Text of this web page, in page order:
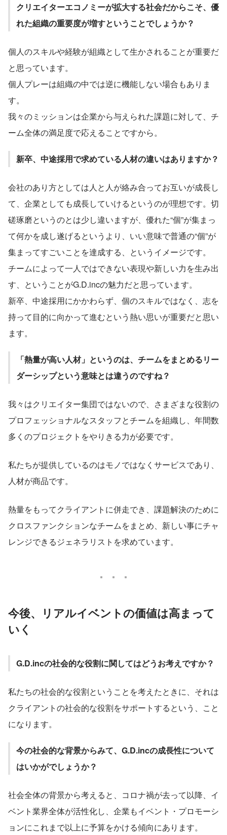
クリエイターエコノミーが拡大する社会だからこそ、優
れた組織の重要度が増すということでしょうか？
個人のスキルや経験が組織として生かされることが重要だ
と思っています。
個人プレーは組織の中では逆に機能しない場合もありま
す。
我々のミッションは企業から与えられた課題に対して、チ
ーム全体の満足度で応えることですから。
新卒、中途採用で求めている人材の違いはありますか？
会社のあり方としては人と人が絡み合ってお互いが成長し
て、企業としても成長していけるというのが理想です。切
磋琢磨というのとは少し違いますが、優れた“個”が集まっ
て何かを成し遂げるというより、いい意味で普通の“個”が
集まってすごいことを達成する、というイメージです。
チームによって一人ではできない表現や新しい力を生み出
す、ということがG.D.incの魅力だと思っています。
新卒、中途採用にかかわらず、個のスキルではなく、志を
持って目的に向かって進むという熱い思いが重要だと思い
ます。
「熱量が高い人材」というのは、チームをまとめるリー
ダーシップという意味とは違うのですね？
我々はクリエイター集団ではないので、さまざまな役割の
プロフェッショナルなスタッフとチームを組織し、年間数
多くのプロジェクトをやりきる力が必要です。
私たちが提供しているのはモノではなくサービスであり、
人材が商品です。
熱量をもってクライアントに併走でき、課題解決のために
クロスファンクションなチームをまとめ、新しい事にチャ
レンジできるジェネラリストを求めています。
今後、リアルイベントの価値は高まって
いく
G.D.incの社会的な役割に関してはどうお考えですか？
私たちの社会的な役割ということを考えたときに、それは
クライアントの社会的な役割をサポートするという、こと
になります。
今の社会的な背景からみて、G.D.incの成長性について
はいかがでしょうか？
社会全体の背景から考えると、コロナ禍が去って以降、イ
ベント業界全体が活性化し、企業もイベント・プロモーシ
ョンにこれまで以上に予算をかける傾向にあります。